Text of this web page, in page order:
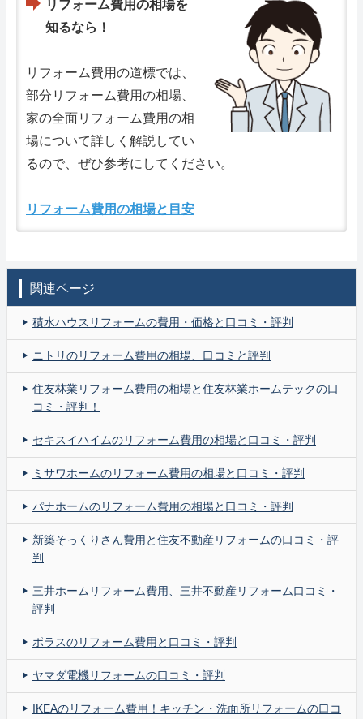
リフォーム費用の相場を
知るなら！
リフォーム費用の道標では、
部分リフォーム費用の相場、
家の全面リフォーム費用の相
場について詳しく解説してい
るので、ぜひ参考にしてください。
リフォーム費用の相場と目安
関連ページ
積水ハウスリフォームの費用・価格と口コミ・評判
ニトリのリフォーム費用の相場、口コミと評判
住友林業リフォーム費用の相場と住友林業ホームテックの口
コミ・評判！
セキスイハイムのリフォーム費用の相場と口コミ・評判
ミサワホームのリフォーム費用の相場と口コミ・評判
パナホームのリフォーム費用の相場と口コミ・評判
新築そっくりさん費用と住友不動産リフォームの口コミ・評
判
三井ホームリフォーム費用、三井不動産リフォーム口コミ・
評判
ポラスのリフォーム費用と口コミ・評判
ヤマダ電機リフォームの口コミ・評判
IKEAのリフォーム費用！キッチン・洗面所リフォームの口コ